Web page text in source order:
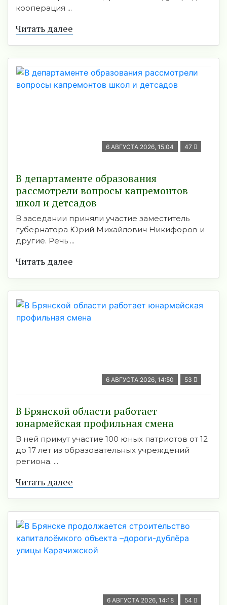
кооперация ...
Читать далее
6 АВГУСТА 2026, 15:04 47
В департаменте образования
рассмотрели вопросы капремонтов
школ и детсадов
В заседании приняли участие заместитель
губернатора Юрий Михайлович Никифоров и
другие. Речь ...
Читать далее
6 АВГУСТА 2026, 14:50 53
В Брянской области работает
юнармейская профильная смена
В ней примут участие 100 юных патриотов от 12
до 17 лет из образовательных учреждений
региона. ...
Читать далее
6 АВГУСТА 2026, 14:18 54